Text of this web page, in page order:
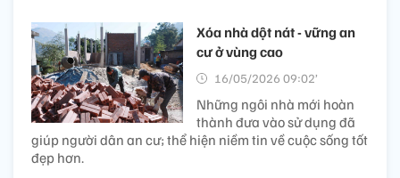
Xóa nhà dột nát - vững an
cư ở vùng cao
16/05/2026 09:02’
Những ngôi nhà mới hoàn
thành đưa vào sử dụng đã
giúp người dân an cư; thể hiện niềm tin về cuộc sống tốt
đẹp hơn.